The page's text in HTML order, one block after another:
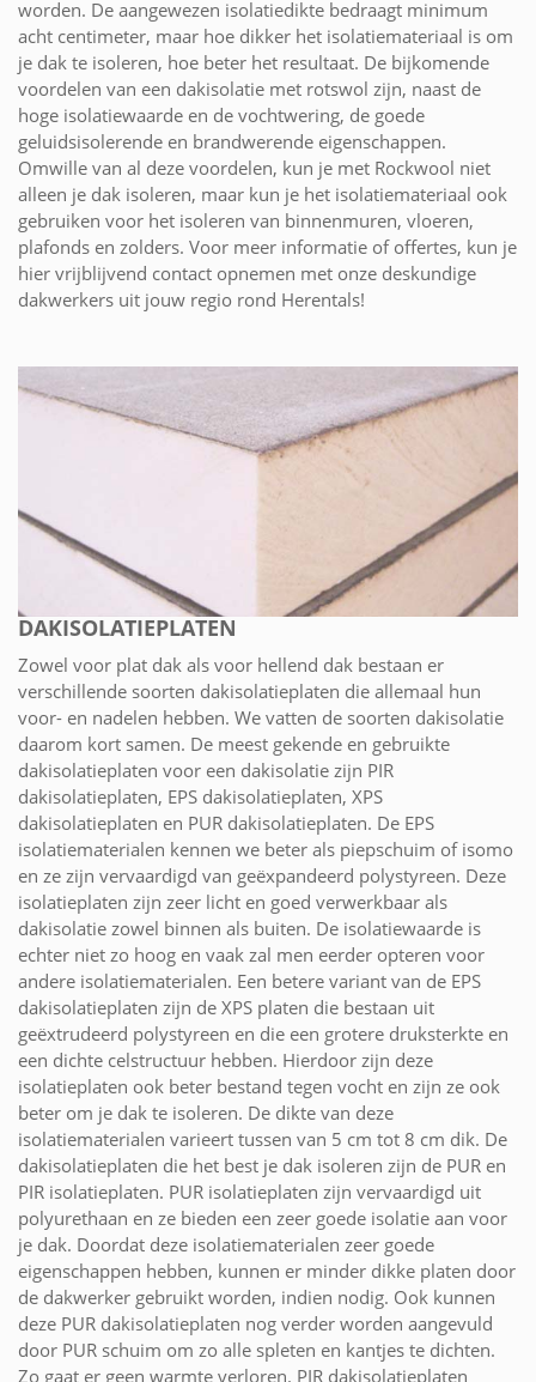
worden. De aangewezen isolatiedikte bedraagt minimum
acht centimeter, maar hoe dikker het isolatiemateriaal is om
je dak te isoleren, hoe beter het resultaat. De bijkomende
voordelen van een dakisolatie met rotswol zijn, naast de
hoge isolatiewaarde en de vochtwering, de goede
geluidsisolerende en brandwerende eigenschappen.
Omwille van al deze voordelen, kun je met Rockwool niet
alleen je dak isoleren, maar kun je het isolatiemateriaal ook
gebruiken voor het isoleren van binnenmuren, vloeren,
plafonds en zolders. Voor meer informatie of offertes, kun je
hier vrijblijvend contact opnemen met onze deskundige
dakwerkers uit jouw regio rond Herentals!
DAKISOLATIEPLATEN
Zowel voor plat dak als voor hellend dak bestaan er
verschillende soorten dakisolatieplaten die allemaal hun
voor- en nadelen hebben. We vatten de soorten dakisolatie
daarom kort samen. De meest gekende en gebruikte
dakisolatieplaten voor een dakisolatie zijn PIR
dakisolatieplaten, EPS dakisolatieplaten, XPS
dakisolatieplaten en PUR dakisolatieplaten. De EPS
isolatiematerialen kennen we beter als piepschuim of isomo
en ze zijn vervaardigd van geëxpandeerd polystyreen. Deze
isolatieplaten zijn zeer licht en goed verwerkbaar als
dakisolatie zowel binnen als buiten. De isolatiewaarde is
echter niet zo hoog en vaak zal men eerder opteren voor
andere isolatiematerialen. Een betere variant van de EPS
dakisolatieplaten zijn de XPS platen die bestaan uit
geëxtrudeerd polystyreen en die een grotere druksterkte en
een dichte celstructuur hebben. Hierdoor zijn deze
isolatieplaten ook beter bestand tegen vocht en zijn ze ook
beter om je dak te isoleren. De dikte van deze
isolatiematerialen varieert tussen van 5 cm tot 8 cm dik. De
dakisolatieplaten die het best je dak isoleren zijn de PUR en
PIR isolatieplaten. PUR isolatieplaten zijn vervaardigd uit
polyurethaan en ze bieden een zeer goede isolatie aan voor
je dak. Doordat deze isolatiematerialen zeer goede
eigenschappen hebben, kunnen er minder dikke platen door
de dakwerker gebruikt worden, indien nodig. Ook kunnen
deze PUR dakisolatieplaten nog verder worden aangevuld
door PUR schuim om zo alle spleten en kantjes te dichten.
Zo gaat er geen warmte verloren. PIR dakisolatieplaten